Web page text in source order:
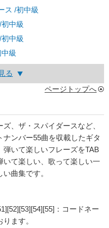
ス /初中級
/初中級
/初中級
級
る
ページトップへ
、ザ・スパイダースなど、
ンバー55曲を収載したギタ
いて楽しいフレーズをTAB
て楽しい、歌って楽しい一
曲集です。
：コードネー
ます。